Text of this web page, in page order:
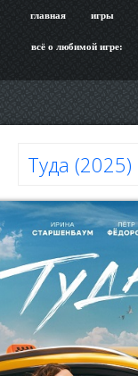
главная игры
всё о любимой игре:
Туда (2025)